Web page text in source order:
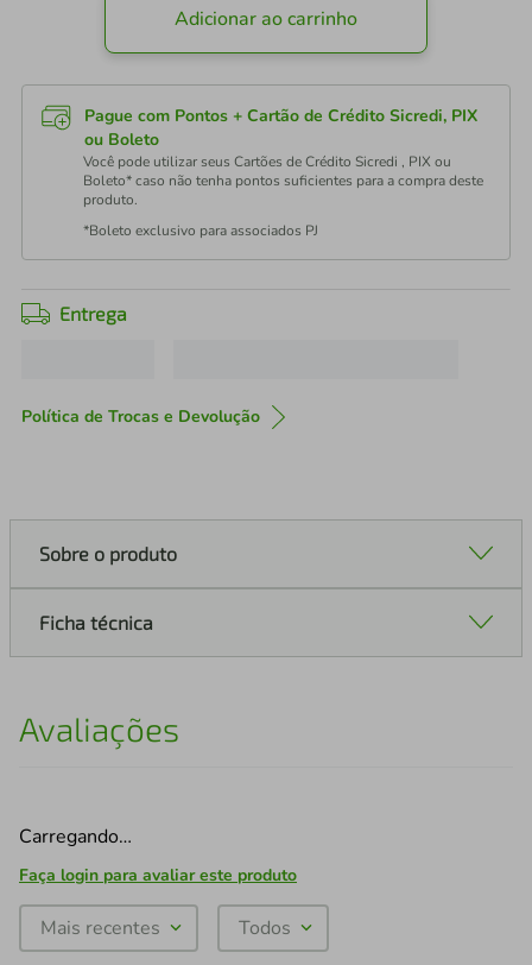
Adicionar ao carrinho
Pague com Pontos + Cartão de Crédito Sicredi, PIX
ou Boleto
Você pode utilizar seus Cartões de Crédito Sicredi , PIX ou
Boleto* caso não tenha pontos suficientes para a compra deste
produto.
*Boleto exclusivo para associados PJ
Entrega
Política de Trocas e Devolução
Sobre o produto
Ficha técnica
Avaliações
Carregando…
Faça login para avaliar este produto
Mais recentes Todos